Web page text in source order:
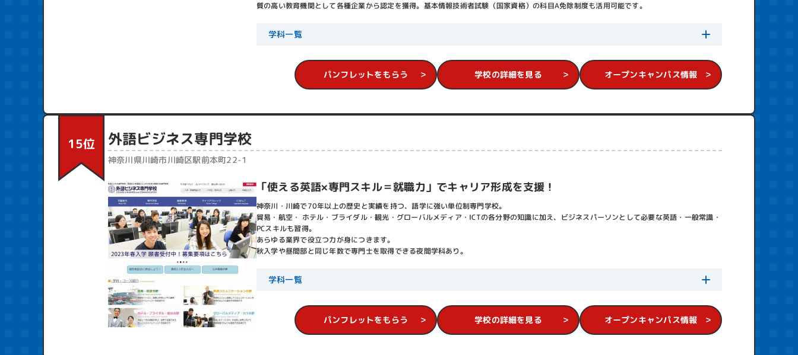
質の高い教育機関として各種企業から認定を獲得。基本情報技術者試験（国家資格）の科目A免除制度も活用可能です。
学科一覧
パンフレットをもらう 学校の詳細を見る オープンキャンパス情報
外語ビジネス専門学校
神奈川県川崎市川崎区駅前本町22-1
「使える英語×専門スキル＝就職力」でキャリア形成を支援！
神奈川・川崎で70年以上の歴史と実績を持つ、語学に強い単位制専門学校。
貿易・航空・ ホテル・ブライダル・観光・グローバルメディア・ICTの各分野の知識に加え、ビジネスパーソンとして必要な英語・一般常識・
PCスキルも習得。
あらゆる業界で役立つ力が身につきます。
秋入学や昼間部と同じ年数で専門士を取得できる夜間学科あり。
学科一覧
パンフレットをもらう 学校の詳細を見る オープンキャンパス情報
15位